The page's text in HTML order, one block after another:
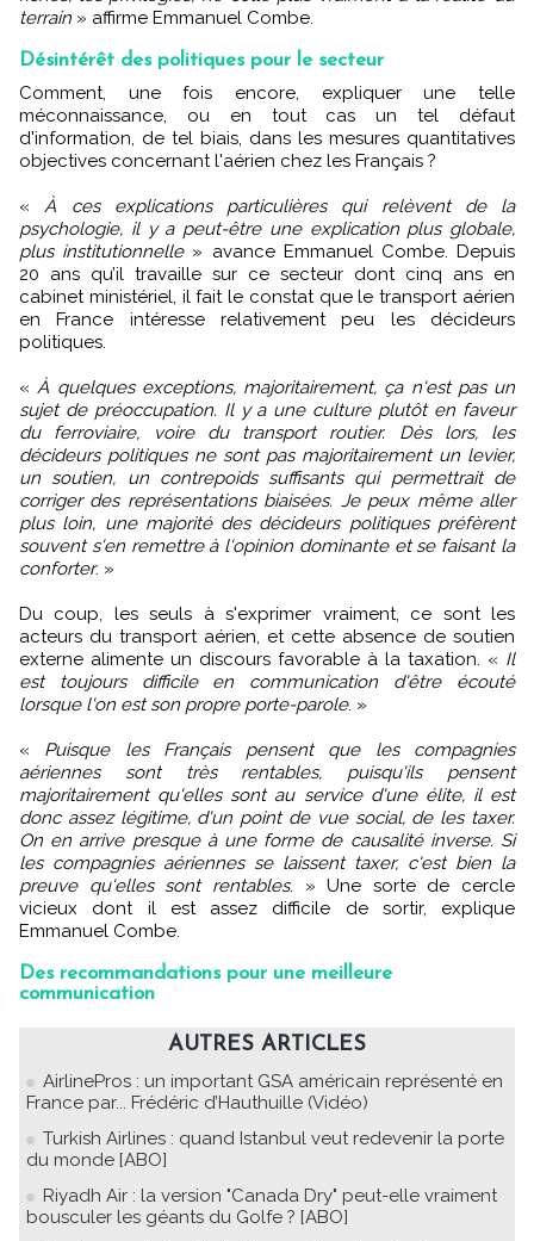
terrain » affirme Emmanuel Combe.
Désintérêt des politiques pour le secteur
Comment, une fois encore, expliquer une telle
méconnaissance, ou en tout cas un tel défaut
d'information, de tel biais, dans les mesures quantitatives
objectives concernant l'aérien chez les Français ?
«À ces explications particulières qui relèvent de la
psychologie, il y a peut-être une explication plus globale,
plus institutionnelle » avance Emmanuel Combe. Depuis
20 ans qu’il travaille sur ce secteur dont cinq ans en
cabinet ministériel, il fait le constat que le transport aérien
en France intéresse relativement peu les décideurs
politiques.
«À quelques exceptions, majoritairement, ça n'est pas un
sujet de préoccupation. Il y a une culture plutôt en faveur
du ferroviaire, voire du transport routier. Dès lors, les
décideurs politiques ne sont pas majoritairement un levier,
un soutien, un contrepoids suffisants qui permettrait de
corriger des représentations biaisées. Je peux même aller
plus loin, une majorité des décideurs politiques préfèrent
souvent s'en remettre à l'opinion dominante et se faisant la
conforter. »
Du coup, les seuls à s'exprimer vraiment, ce sont les
acteurs du transport aérien, et cette absence de soutien
externe alimente un discours favorable à la taxation. « Il
est toujours difficile en communication d'être écouté
lorsque l'on est son propre porte-parole. »
« Puisque les Français pensent que les compagnies
aériennes sont très rentables, puisqu'ils pensent
majoritairement qu'elles sont au service d'une élite, il est
donc assez légitime, d'un point de vue social, de les taxer.
On en arrive presque à une forme de causalité inverse. Si
les compagnies aériennes se laissent taxer, c'est bien la
preuve qu'elles sont rentables. » Une sorte de cercle
vicieux dont il est assez difficile de sortir, explique
Emmanuel Combe.
Des recommandations pour une meilleure
communication
AUTRES ARTICLES
AirlinePros : un important GSA américain représenté en
France par... Frédéric d’Hauthuille (Vidéo)
Turkish Airlines : quand Istanbul veut redevenir la porte
du monde [ABO]
Riyadh Air : la version "Canada Dry" peut-elle vraiment
bousculer les géants du Golfe ? [ABO]